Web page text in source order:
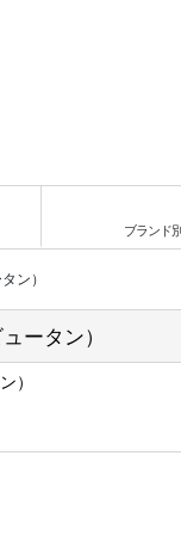
ブランド
ン）
ータン）
）